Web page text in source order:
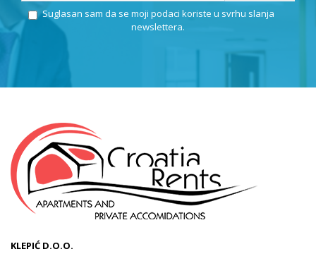
Suglasan sam da se moji podaci koriste u svrhu slanja
newslettera.
KLEPIĆ D.O.O.